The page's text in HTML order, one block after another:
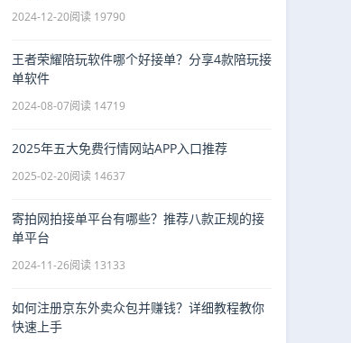
2024-12-20阅读 19790
王者荣耀陪玩软件哪个好接单？分享4款陪玩接
单软件
2024-08-07阅读 14719
2025年五大免费行情网站APP入口推荐
2025-02-20阅读 14637
寄拍网拍接单平台有哪些？推荐八款正规的接
单平台
2024-11-26阅读 13133
如何注册京东外卖众包并赚钱？详细教程教你
快速上手